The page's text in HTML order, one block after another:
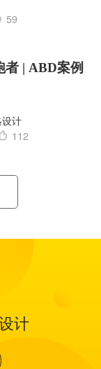
59
者 | ABD案例
计
112
计